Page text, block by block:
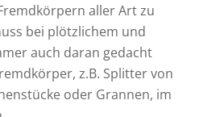
aller Art zu
bei plötzlichem und
auch daran gedacht
z.B. Splitter von
oder Grannen, im